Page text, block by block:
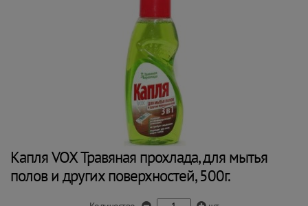
Капля VOX Травяная прохлада, для мытья
полов и других поверхностей, 500г.